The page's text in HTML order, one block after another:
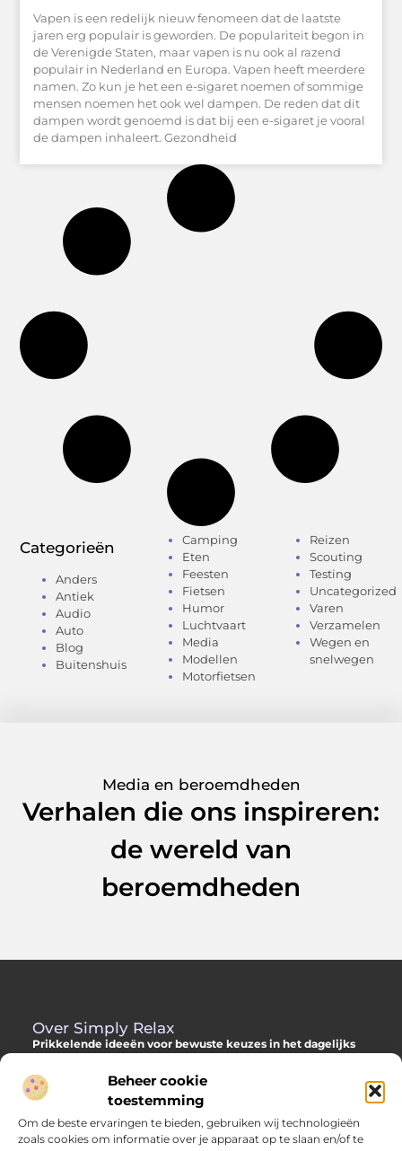
Beheer cookie
toestemming
Om de beste ervaringen te bieden, gebruiken wij technologieën
zoals cookies om informatie over je apparaat op te slaan en/of te
Vapen is een redelijk nieuw fenomeen dat de laatste
jaren erg populair is geworden. De populariteit begon in
de Verenigde Staten, maar vapen is nu ook al razend
populair in Nederland en Europa. Vapen heeft meerdere
namen. Zo kun je het een e-sigaret noemen of sommige
mensen noemen het ook wel dampen. De reden dat dit
dampen wordt genoemd is dat bij een e-sigaret je vooral
de dampen inhaleert. Gezondheid
Categorieën
Anders
Antiek
Audio
Auto
Blog
Buitenshuis
Camping
Eten
Feesten
Fietsen
Humor
Luchtvaart
Media
Modellen
Motorfietsen
Reizen
Scouting
Testing
Uncategorized
Varen
Verzamelen
Wegen en
snelwegen
Media en beroemdheden
Verhalen die ons inspireren:
de wereld van
beroemdheden
Over Simply Relax
Prikkelende ideeën voor bewuste keuzes in het dagelijks
Laat je inspireren door diverse content vol slimme adviezen,
verdiepende inzichten en originele invalshoeken. Alles om jou
te helpen met meer helderheid en richting je dag door te
komen.